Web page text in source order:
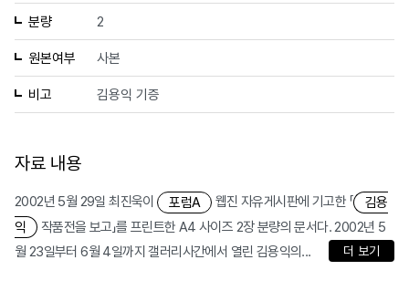
분량 2
원본여부 사본
비고 김용익 기증
자료 내용
2002년 5월 29일 최진욱이 포럼A 웹진 자유게시판에 기고한 「
김용
익
작품전을 보고」를 프린트한 A4 사이즈 2장 분량의 문서다. 2002년 5
월 23일부터 6월 4일까지 갤러리사간에서 열린 김용익의...
더 보기